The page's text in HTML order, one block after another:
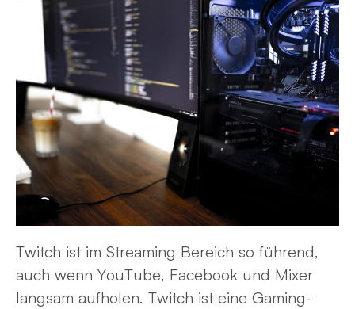
Twitch ist im Streaming Bereich so führend,
auch wenn YouTube, Facebook und Mixer
langsam aufholen. Twitch ist eine Gaming-